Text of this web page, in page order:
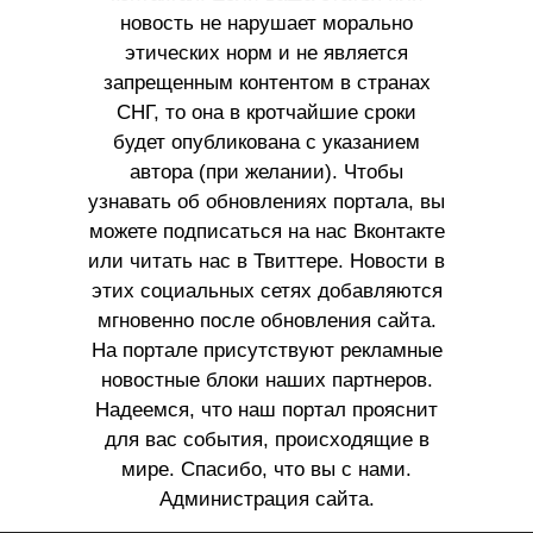
новость не нарушает морально
этических норм и не является
запрещенным контентом в странах
СНГ, то она в кротчайшие сроки
будет опубликована с указанием
автора (при желании). Чтобы
узнавать об обновлениях портала, вы
можете подписаться на нас Вконтакте
или читать нас в Твиттере. Новости в
этих социальных сетях добавляются
мгновенно после обновления сайта.
На портале присутствуют рекламные
новостные блоки наших партнеров.
Надеемся, что наш портал прояснит
для вас события, происходящие в
мире. Спасибо, что вы с нами.
Администрация сайта.